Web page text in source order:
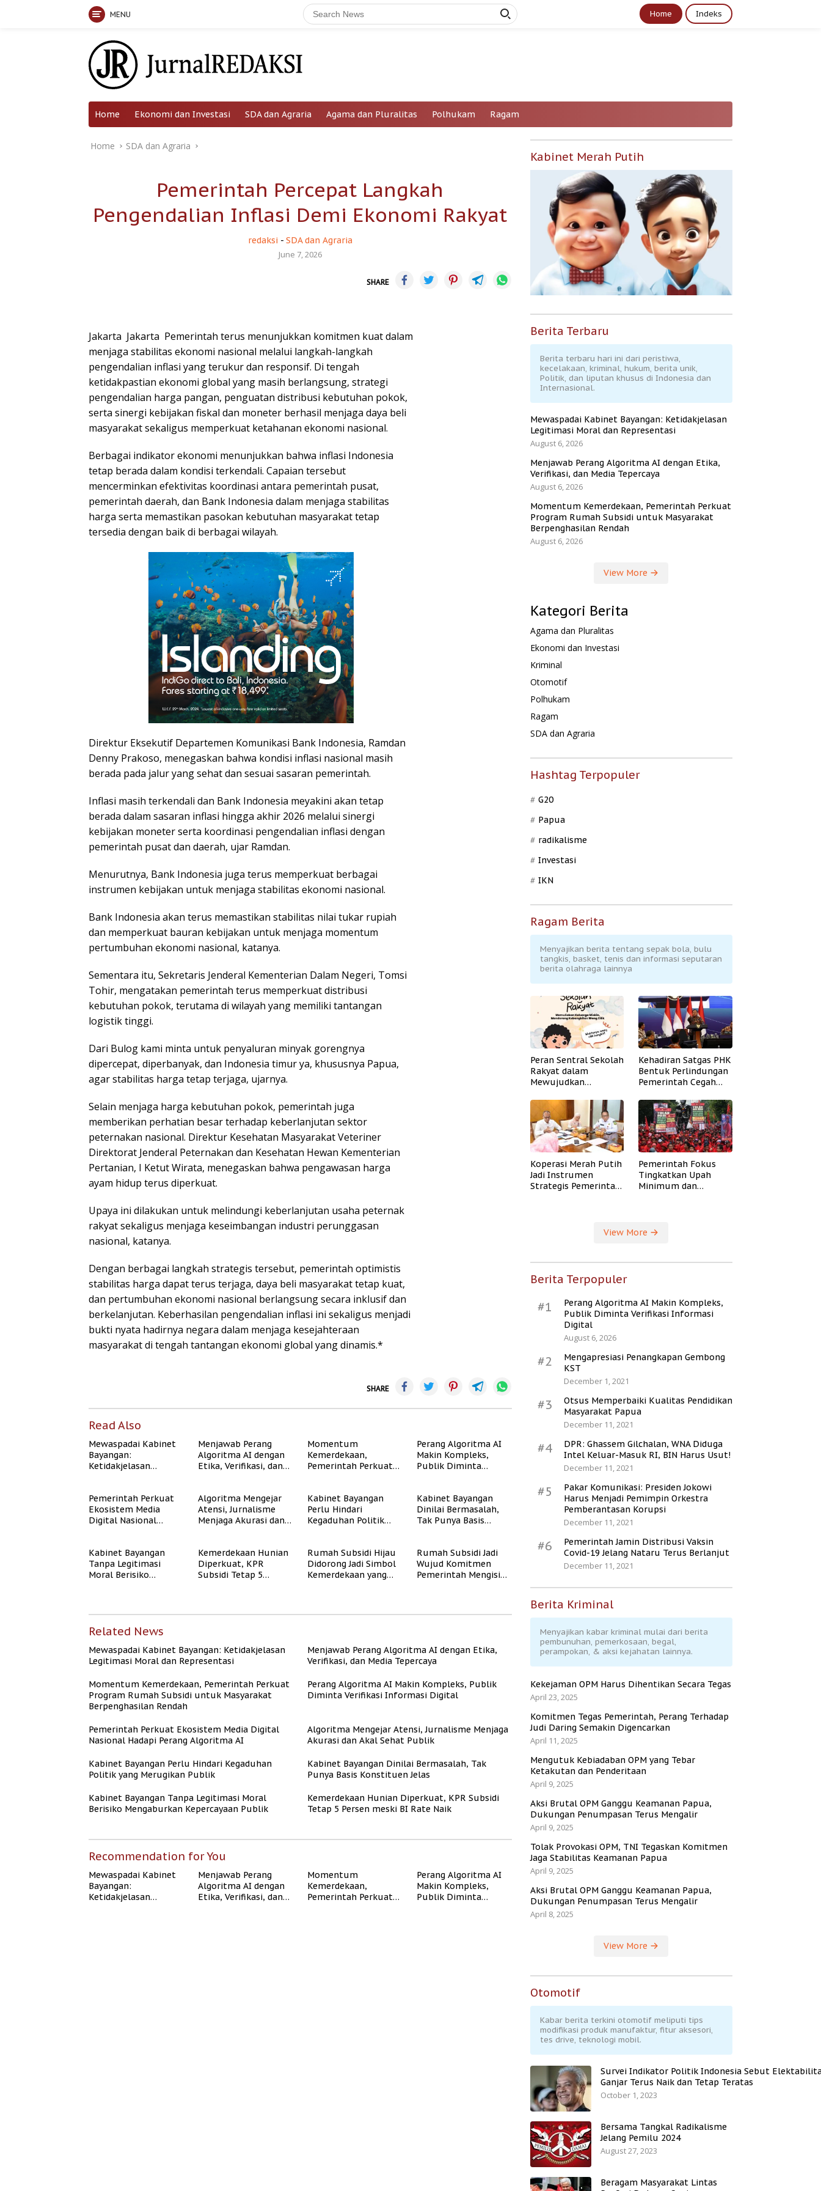
MENU Home Indeks
Home Ekonomi dan Investasi SDA dan Agraria Agama dan Pluralitas Polhukam Ragam
Home SDA dan Agraria
Pemerintah Percepat Langkah
Pengendalian Inflasi Demi Ekonomi Rakyat
redaksi - SDA dan Agraria
June 7, 2026
SHARE
Jakarta  Jakarta  Pemerintah terus menunjukkan komitmen kuat dalam
menjaga stabilitas ekonomi nasional melalui langkah-langkah
pengendalian inflasi yang terukur dan responsif. Di tengah
ketidakpastian ekonomi global yang masih berlangsung, strategi
pengendalian harga pangan, penguatan distribusi kebutuhan pokok,
serta sinergi kebijakan fiskal dan moneter berhasil menjaga daya beli
masyarakat sekaligus memperkuat ketahanan ekonomi nasional.
Berbagai indikator ekonomi menunjukkan bahwa inflasi Indonesia
tetap berada dalam kondisi terkendali. Capaian tersebut
mencerminkan efektivitas koordinasi antara pemerintah pusat,
pemerintah daerah, dan Bank Indonesia dalam menjaga stabilitas
harga serta memastikan pasokan kebutuhan masyarakat tetap
tersedia dengan baik di berbagai wilayah.
Direktur Eksekutif Departemen Komunikasi Bank Indonesia, Ramdan
Denny Prakoso, menegaskan bahwa kondisi inflasi nasional masih
berada pada jalur yang sehat dan sesuai sasaran pemerintah.
Inflasi masih terkendali dan Bank Indonesia meyakini akan tetap
berada dalam sasaran inflasi hingga akhir 2026 melalui sinergi
kebijakan moneter serta koordinasi pengendalian inflasi dengan
pemerintah pusat dan daerah, ujar Ramdan.
Menurutnya, Bank Indonesia juga terus memperkuat berbagai
instrumen kebijakan untuk menjaga stabilitas ekonomi nasional.
Bank Indonesia akan terus memastikan stabilitas nilai tukar rupiah
dan memperkuat bauran kebijakan untuk menjaga momentum
pertumbuhan ekonomi nasional, katanya.
Sementara itu, Sekretaris Jenderal Kementerian Dalam Negeri, Tomsi
Tohir, mengatakan pemerintah terus memperkuat distribusi
kebutuhan pokok, terutama di wilayah yang memiliki tantangan
logistik tinggi.
Dari Bulog kami minta untuk penyaluran minyak gorengnya
dipercepat, diperbanyak, dan Indonesia timur ya, khususnya Papua,
agar stabilitas harga tetap terjaga, ujarnya.
Selain menjaga harga kebutuhan pokok, pemerintah juga
memberikan perhatian besar terhadap keberlanjutan sektor
peternakan nasional. Direktur Kesehatan Masyarakat Veteriner
Direktorat Jenderal Peternakan dan Kesehatan Hewan Kementerian
Pertanian, I Ketut Wirata, menegaskan bahwa pengawasan harga
ayam hidup terus diperkuat.
Upaya ini dilakukan untuk melindungi keberlanjutan usaha peternak
rakyat sekaligus menjaga keseimbangan industri perunggasan
nasional, katanya.
Dengan berbagai langkah strategis tersebut, pemerintah optimistis
stabilitas harga dapat terus terjaga, daya beli masyarakat tetap kuat,
dan pertumbuhan ekonomi nasional berlangsung secara inklusif dan
berkelanjutan. Keberhasilan pengendalian inflasi ini sekaligus menjadi
bukti nyata hadirnya negara dalam menjaga kesejahteraan
masyarakat di tengah tantangan ekonomi global yang dinamis.*
SHARE
Read Also
Mewaspadai Kabinet
Bayangan:
Ketidakjelasan
Menjawab Perang
Algoritma AI dengan
Etika, Verifikasi, dan
Momentum
Kemerdekaan,
Pemerintah Perkuat
Masyarakat
Berpenghasilan
Rendah
Perang Algoritma AI
Makin Kompleks,
Publik Diminta
Pemerintah Perkuat
Ekosistem Media
Digital Nasional
Algoritma Mengejar
Atensi, Jurnalisme
Menjaga Akurasi dan
Kabinet Bayangan
Perlu Hindari
Kegaduhan Politik
Kabinet Bayangan
Dinilai Bermasalah,
Tak Punya Basis
Kabinet Bayangan
Tanpa Legitimasi
Moral Berisiko
Kemerdekaan Hunian
Diperkuat, KPR
Subsidi Tetap 5
Rumah Subsidi Hijau
Didorong Jadi Simbol
Kemerdekaan yang
Rumah Subsidi Jadi
Wujud Komitmen
Pemerintah Mengisi
Related News
Mewaspadai Kabinet Bayangan: Ketidakjelasan
Legitimasi Moral dan Representasi
Menjawab Perang Algoritma AI dengan Etika,
Verifikasi, dan Media Tepercaya
Momentum Kemerdekaan, Pemerintah Perkuat
Program Rumah Subsidi untuk Masyarakat
Berpenghasilan Rendah
Perang Algoritma AI Makin Kompleks, Publik
Diminta Verifikasi Informasi Digital
Pemerintah Perkuat Ekosistem Media Digital
Nasional Hadapi Perang Algoritma AI
Algoritma Mengejar Atensi, Jurnalisme Menjaga
Akurasi dan Akal Sehat Publik
Kabinet Bayangan Perlu Hindari Kegaduhan
Politik yang Merugikan Publik
Kabinet Bayangan Dinilai Bermasalah, Tak
Punya Basis Konstituen Jelas
Kabinet Bayangan Tanpa Legitimasi Moral
Berisiko Mengaburkan Kepercayaan Publik
Kemerdekaan Hunian Diperkuat, KPR Subsidi
Tetap 5 Persen meski BI Rate Naik
Recommendation for You
Mewaspadai Kabinet
Bayangan:
Ketidakjelasan
Menjawab Perang
Algoritma AI dengan
Etika, Verifikasi, dan
Momentum
Kemerdekaan,
Pemerintah Perkuat
Perang Algoritma AI
Makin Kompleks,
Publik Diminta
Kabinet Merah Putih
Berita Terbaru
Berita terbaru hari ini dari peristiwa,
kecelakaan, kriminal, hukum, berita unik,
Politik, dan liputan khusus di Indonesia dan
Internasional.
Mewaspadai Kabinet Bayangan: Ketidakjelasan
Legitimasi Moral dan Representasi
August 6, 2026
Menjawab Perang Algoritma AI dengan Etika,
Verifikasi, dan Media Tepercaya
August 6, 2026
Momentum Kemerdekaan, Pemerintah Perkuat
Program Rumah Subsidi untuk Masyarakat
Berpenghasilan Rendah
August 6, 2026
View More
Kategori Berita
Agama dan Pluralitas
Ekonomi dan Investasi
Kriminal
Otomotif
Polhukam
Ragam
SDA dan Agraria
Hashtag Terpopuler
G20
Papua
radikalisme
Investasi
IKN
Ragam Berita
Menyajikan berita tentang sepak bola, bulu
tangkis, basket, tenis dan informasi seputaran
berita olahraga lainnya
Peran Sentral Sekolah
Rakyat dalam
Mewujudkan
Kehadiran Satgas PHK
Bentuk Perlindungan
Pemerintah Cegah
Koperasi Merah Putih
Jadi Instrumen
Strategis Pemerintah
Pemerintah Fokus
Tingkatkan Upah
Minimum dan
View More
Berita Terpopuler
#1
Perang Algoritma AI Makin Kompleks,
Publik Diminta Verifikasi Informasi
Digital
August 6, 2026
#2
Mengapresiasi Penangkapan Gembong
KST
December 1, 2021
#3
Otsus Memperbaiki Kualitas Pendidikan
Masyarakat Papua
December 11, 2021
#4
DPR: Ghassem Gilchalan, WNA Diduga
Intel Keluar-Masuk RI, BIN Harus Usut!
December 11, 2021
#5
Pakar Komunikasi: Presiden Jokowi
Harus Menjadi Pemimpin Orkestra
Pemberantasan Korupsi
December 11, 2021
#6
Pemerintah Jamin Distribusi Vaksin
Covid-19 Jelang Nataru Terus Berlanjut
December 11, 2021
Berita Kriminal
Menyajikan kabar kriminal mulai dari berita
pembunuhan, pemerkosaan, begal,
perampokan, & aksi kejahatan lainnya.
Kekejaman OPM Harus Dihentikan Secara Tegas
April 23, 2025
Komitmen Tegas Pemerintah, Perang Terhadap
Judi Daring Semakin Digencarkan
April 11, 2025
Mengutuk Kebiadaban OPM yang Tebar
Ketakutan dan Penderitaan
April 9, 2025
Aksi Brutal OPM Ganggu Keamanan Papua,
Dukungan Penumpasan Terus Mengalir
April 9, 2025
Tolak Provokasi OPM, TNI Tegaskan Komitmen
Jaga Stabilitas Keamanan Papua
April 9, 2025
Aksi Brutal OPM Ganggu Keamanan Papua,
Dukungan Penumpasan Terus Mengalir
April 8, 2025
View More
Otomotif
Kabar berita terkini otomotif meliputi tips
modifikasi produk manufaktur, fitur aksesori,
tes drive, teknologi mobil.
Survei Indikator Politik Indonesia Sebut
Ganjar Terus Naik dan Tetap Teratas
October 1, 2023
Bersama Tangkal Radikalisme
Jelang Pemilu 2024
August 27, 2023
Beragam Masyarakat Lintas